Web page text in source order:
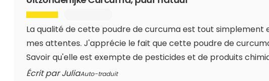
La qualité de cette poudre de curcuma est tout simplement
mes attentes. J'apprécie le fait que cette poudre de
Savoir qu'elle est exempte de pesticides et de produits
Écrit par JuliaAuto-traduit